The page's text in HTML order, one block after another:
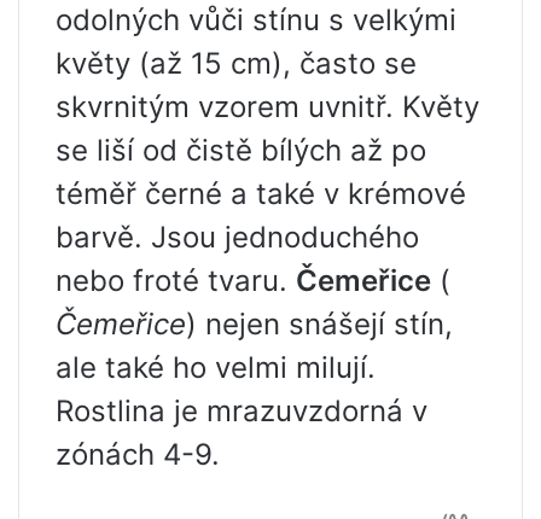
odolných vůči stínu s velkými
květy (až 15 cm), často se
skvrnitým vzorem uvnitř. Květy
se liší od čistě bílých až po
téměř černé a také v krémové
barvě. Jsou jednoduchého
nebo froté tvaru. Čemeřice (
Čemeřice) nejen snášejí stín,
ale také ho velmi milují.
Rostlina je mrazuvzdorná v
zónách 4-9.